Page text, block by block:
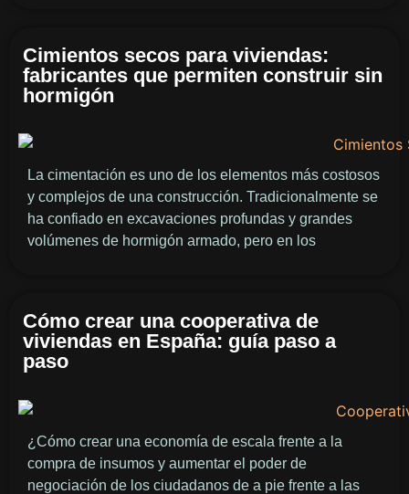
Cimientos secos para viviendas:
fabricantes que permiten construir sin
hormigón
La cimentación es uno de los elementos más costosos
y complejos de una construcción. Tradicionalmente se
ha confiado en excavaciones profundas y grandes
volúmenes de hormigón armado, pero en los
Cómo crear una cooperativa de
viviendas en España: guía paso a
paso
¿Cómo crear una economía de escala frente a la
compra de insumos y aumentar el poder de
negociación de los ciudadanos de a pie frente a las